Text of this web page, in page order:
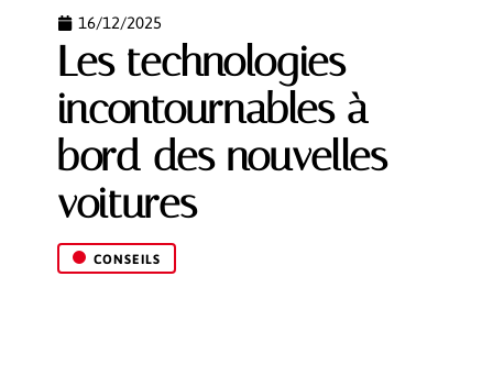
16/12/2025
Les technologies
incontournables à
bord des nouvelles
voitures
CONSEILS